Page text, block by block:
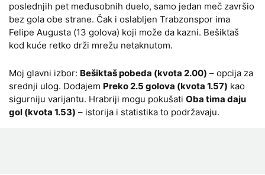
poslednjih pet međusobnih duelo, samo jedan meč završio
bez gola obe strane. Čak i oslabljen Trabzonspor ima
Felipe Augusta (13 golova) koji može da kazni. Bešiktaš
kod kuće retko drži mrežu netaknutom.
Moj glavni izbor: Bešiktaš pobeda (kvota 2.00) – opcija za
srednji ulog. Dodajem Preko 2.5 golova (kvota 1.57) kao
sigurniju varijantu. Hrabriji mogu pokušati Oba tima daju
gol (kvota 1.53) – istorija i statistika to podržavaju.